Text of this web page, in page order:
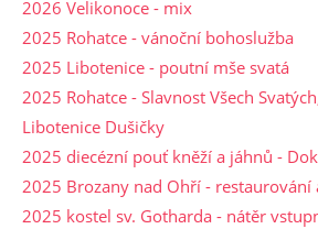
2026 Velikonoce - mix
2025 Rohatce - vánoční bohoslužba
2025 Libotenice - poutní mše svatá
2025 Rohatce - Slavnost Všech
Libotenice Dušičky
2025 diecézní pouť kněží a jáhnů -
2025 Brozany nad Ohří - restaurování
2025 kostel sv. Gotharda - nátěr